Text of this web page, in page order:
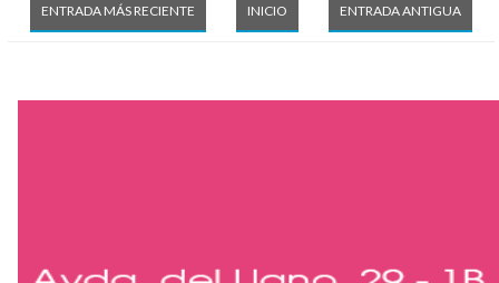
ENTRADA MÁS RECIENTE ENTRADA ANTIGUA
INICIO